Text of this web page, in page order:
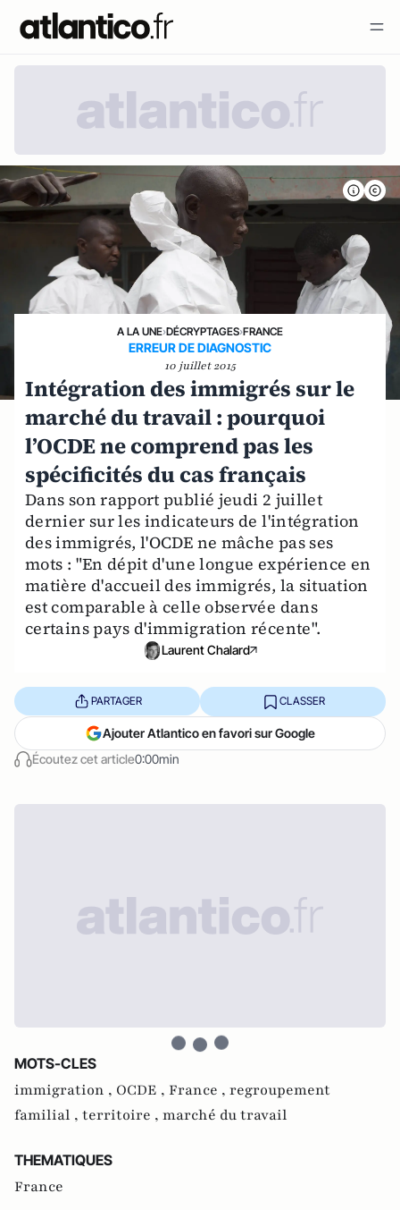
A LA UNE›DÉCRYPTAGES›FRANCE
ERREUR DE DIAGNOSTIC
10 juillet 2015
Intégration des immigrés sur le
marché du travail : pourquoi
l’OCDE ne comprend pas les
spécificités du cas français
Dans son rapport publié jeudi 2 juillet
dernier sur les indicateurs de l'intégration
des immigrés, l'OCDE ne mâche pas ses
mots : "En dépit d'une longue expérience en
matière d'accueil des immigrés, la situation
est comparable à celle observée dans
certains pays d'immigration récente".
Laurent Chalard
Écoutez cet article0:00min
PARTAGER CLASSER
Ajouter Atlantico en favori sur Google
MOTS-CLES
immigration , OCDE , France , regroupement
familial , territoire , marché du travail
THEMATIQUES
France